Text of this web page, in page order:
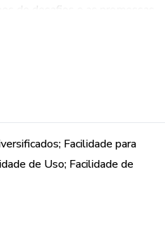
de desafios e as promessas
experiência catequética
ferramenta valiosa para
Prepare-se para uma
com 'Encontro de Catequese:
Facilidade para
de Uso; Facilidade de